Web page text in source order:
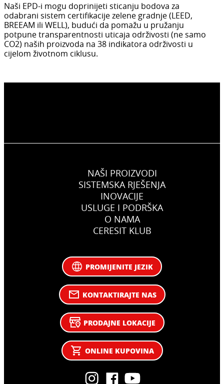
Naši EPD-i mogu doprinijeti sticanju bodova za
odabrani sistem certifikacije zelene gradnje (LEED,
BREEAM ili WELL), budući da pomažu u pružanju
potpune transparentnosti uticaja održivosti (ne samo
CO2) naših proizvoda na 38 indikatora održivosti u
cijelom životnom ciklusu.
NAŠI PROIZVODI
SISTEMSKA RJEŠENJA
INOVACIJE
USLUGE I PODRŠKA
O NAMA
CERESIT KLUB
PROMIJENITE JEZIK
KONTAKTIRAJTE NAS
PRODAJNE LOKACIJE
ONLINE KUPOVINA